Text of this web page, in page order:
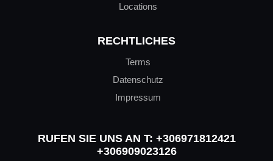
Locations
RECHTLICHES
Terms
Datenschutz
Impressum
RUFEN SIE UNS AN T: +306971812421
+306909023126